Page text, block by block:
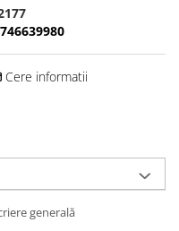
Cere informatii
generală